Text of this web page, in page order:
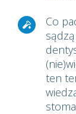
Co
ten